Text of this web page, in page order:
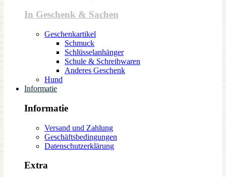
In Geschenk & Sachen
Geschenkartikel
Schmuck
Schlüsselanhänger
Schule & Schreibwaren
Anderes Geschenk
Hund
Informatie
Informatie
Versand und Zahlung
Geschäftsbedingungen
Datenschutzerklärung
Extra